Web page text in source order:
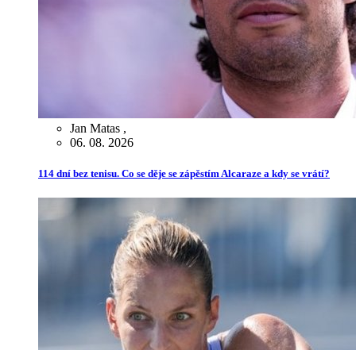
Jan Matas ,
06. 08. 2026
114 dní bez tenisu. Co se děje se zápěstím Alcaraze a kdy se vrátí?